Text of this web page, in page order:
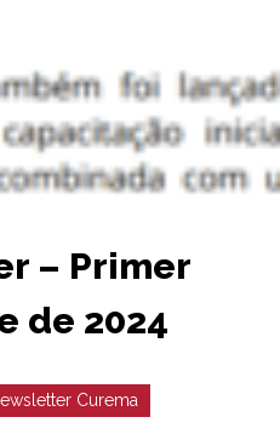
– Primer
de 2024
Curema